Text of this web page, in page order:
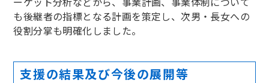
も後継者の指標となる計画を策定し、次男・長女への
役割分掌も明確化しました。
支援の結果及び今後の展開等